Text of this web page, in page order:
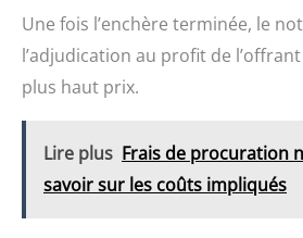
Une fois l’enchère terminée, le
l’adjudication au profit de
plus haut prix.
Lire plus Frais de procuration
savoir sur les coûts impliqués